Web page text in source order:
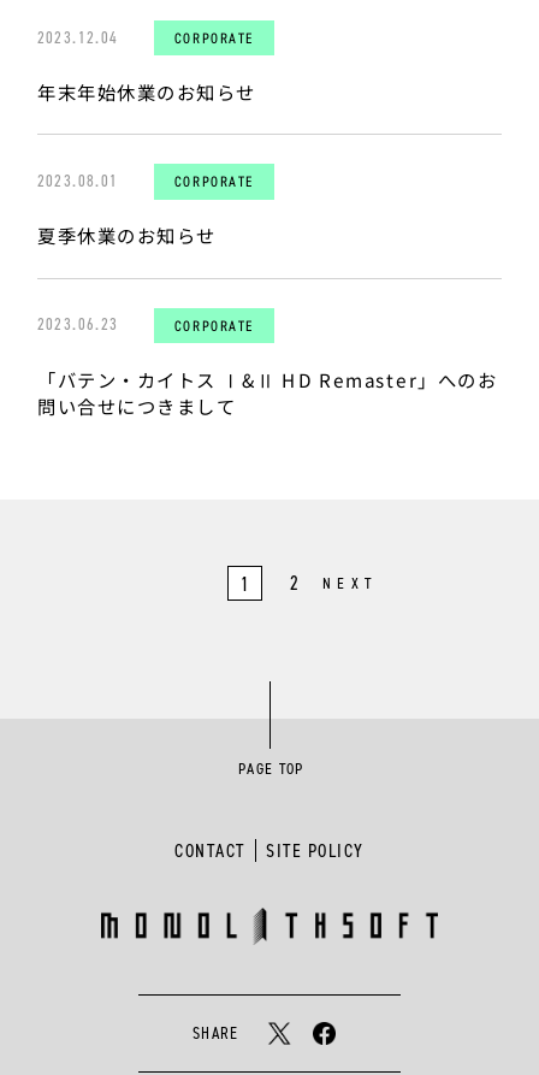
2023.12.04 CORPORATE
年末年始休業のお知らせ
2023.08.01 CORPORATE
夏季休業のお知らせ
2023.06.23 CORPORATE
「バテン・カイトス Ⅰ&Ⅱ HD Remaster」へのお
問い合せにつきまして
1 2 NEXT
PAGE TOP
CONTACT SITE POLICY
SHARE